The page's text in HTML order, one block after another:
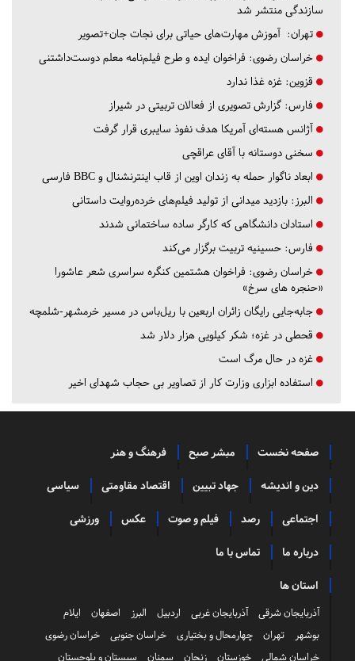
سازندگی منتشر شد
تهران: آموزش مهارت‌های حیاتی برای نجات جان+تصویر
خراسان رضوی: فراخوان ایده و طرح فیلم‌نامه معلم دوست‌داشتنی
قزوین: غزه غذا ندارد
فارس: گزارش تصویری از فعالان تربیتی در شیراز
آژانس هسته‌ای آمریکا هدف نفوذ سایبری قرار گرفت
سخنی دوستانه با آقای عراقچی
ابعاد ناگوار حمله به زندان اوین از قاب اینترنشنال و BBC فارسی
البرز: بازدید میدانی از تولید فیلم‌های خرده‌روایت داستانی
استادان دانشگاهی که کارگر ساده ساختمانی شدند
فارس: حسینیه تربیت برگزار می‌کند
خراسان رضوی: فراخوان هشتمین کنگره سراسری شعر عاشورا
«حنجره های سرخ»
جابه‌جایی رایگان زائران اربعین با ریل‌باس در مسیر خرمشهر-شلمچه
قحطی در غزه؛ شکر کیلویی هزار دلار شد
غزه در حال مرگ است
استفاده ابزاری وزارت کار از تصاویر بی حجاب شهدای اخیر
صفحه نخست مبشر صبح فرهنگ و هنر
دین و اندیشه جهاد تبیین اقتصاد مقاومتی سیاسی
اجتماعی رصد فیلم و صوت عکس ورزشی
درباره ما تماس با ما
استان ها
آذربایجان شرقی آذربایجان غربی اردبیل البرز اصفهان
ایلام
بوشهر
تهران چهارمحال و بختیاری خراسان جنوبی
خراسان رضوی
خراسان شمالی
خوزستان زنجان سمنان سیستان و بلوچستان